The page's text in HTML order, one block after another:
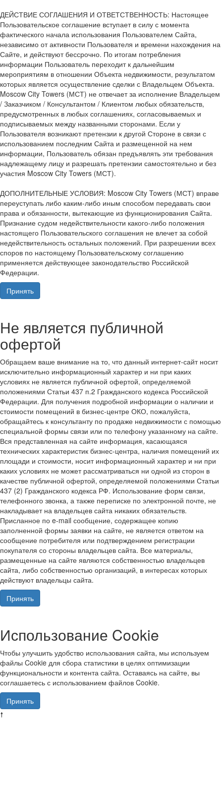
ДЕЙСТВИЕ СОГЛАШЕНИЯ И ОТВЕТСТВЕННОСТЬ: Настоящее
Пользовательское соглашение вступает в силу с момента
фактического начала использования Пользователем Сайта,
независимо от активности Пользователя и времени нахождения на
Сайте, и действуют бессрочно. По итогам потребления
информации Пользователь переходит к дальнейшим
мероприятиям в отношении Объекта недвижимости, результатом
которых является осуществление сделки с Владельцем Объекта.
Moscow City Towers (МСТ) не отвечает за исполнение Владельцем
/ Заказчиком / Консультантом / Клиентом любых обязательств,
предусмотренных в любых соглашениях, согласовываемых и
подписываемых между названными сторонами. Если у
Пользователя возникают претензии к другой Стороне в связи с
использованием последним Сайта и размещенной на нем
информации, Пользователь обязан предъявлять эти требования
надлежащему лицу и разрешать претензии самостоятельно и без
участия Moscow City Towers (МСТ).
ДОПОЛНИТЕЛЬНЫЕ УСЛОВИЯ: Moscow City Towers (МСТ) вправе
переуступать либо каким-либо иным способом передавать свои
права и обязанности, вытекающие из функционирования Сайта.
Признание судом недействительности какого-либо положения
настоящего Пользовательского соглашения не влечет за собой
недействительность остальных положений. При разрешении всех
споров по настоящему Пользовательскому соглашению
применяется действующее законодательство Российской
Федерации.
Принять
Не является публичной
офертой
Обращаем ваше внимание на то, что данный интернет-сайт носит
исключительно информационный характер и ни при каких
условиях не является публичной офертой, определяемой
положениями Статьи 437 п.2 Гражданского кодекса Российской
Федерации. Для получения подробной информации о наличии и
стоимости помещений в бизнес-центре ОКО, пожалуйста,
обращайтесь к консультанту по продаже недвижимости с помощью
специальной формы связи или по телефону указанному на сайте.
Вся представленная на сайте информация, касающаяся
технических характеристик бизнес-центра, наличия помещений их
площади и стоимости, носит информационный характер и ни при
каких условиях не может рассматриваться ни одной из сторон в
качестве публичной офертой, определяемой положениями Статьи
437 (2) Гражданского кодекса РФ. Использование форм связи,
телефонного звонка, а также переписке по электронной почте, не
накладывает на владельцев сайта никаких обязательств.
Присланное по e-mail сообщение, содержащее копию
заполненной формы заявки на сайте, не является ответом на
сообщение потребителя или подтверждением регистрации
покупателя со стороны владельцев сайта. Все материалы,
размещенные на сайте являются собственностью владельцев
сайта, либо собственностью организаций, в интересах которых
действуют владельцы сайта.
Принять
Использование Cookie
Чтобы улучшить удобство использования сайта, мы используем
файлы Cookie для сбора статистики в целях оптимизации
функциональности и контента сайта. Оставаясь на сайте, вы
соглашаетесь с использованием файлов Cookie.
Принять
🠕